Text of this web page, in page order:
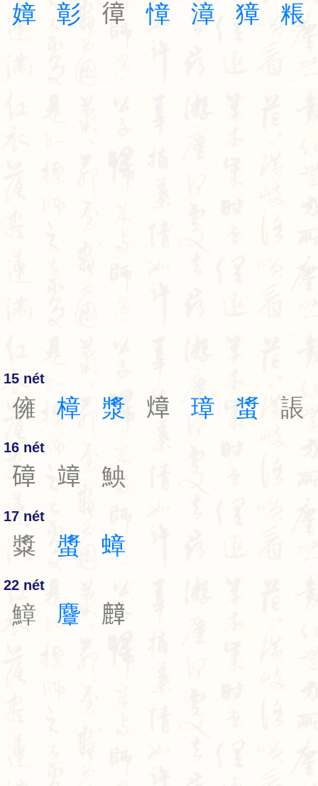
嫜 彰 𢕔 慞 漳 獐 粻
15 nét
㒕 樟 漿 𤍤 璋 螀 䛫
16 nét
𥕞 𥪮 䱀
17 nét
䊢 螿 蟑
22 nét
鱆 麞 𪋟